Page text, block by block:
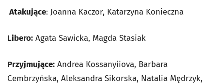
Atakujące: Joanna Kaczor, Katarzyna Konieczna
Libero: Agata Sawicka, Magda Stasiak
Przyjmujące: Andrea Kossanyiiova, Barbara
Cembrzyńska, Aleksandra Sikorska, Natalia Mędrzyk,